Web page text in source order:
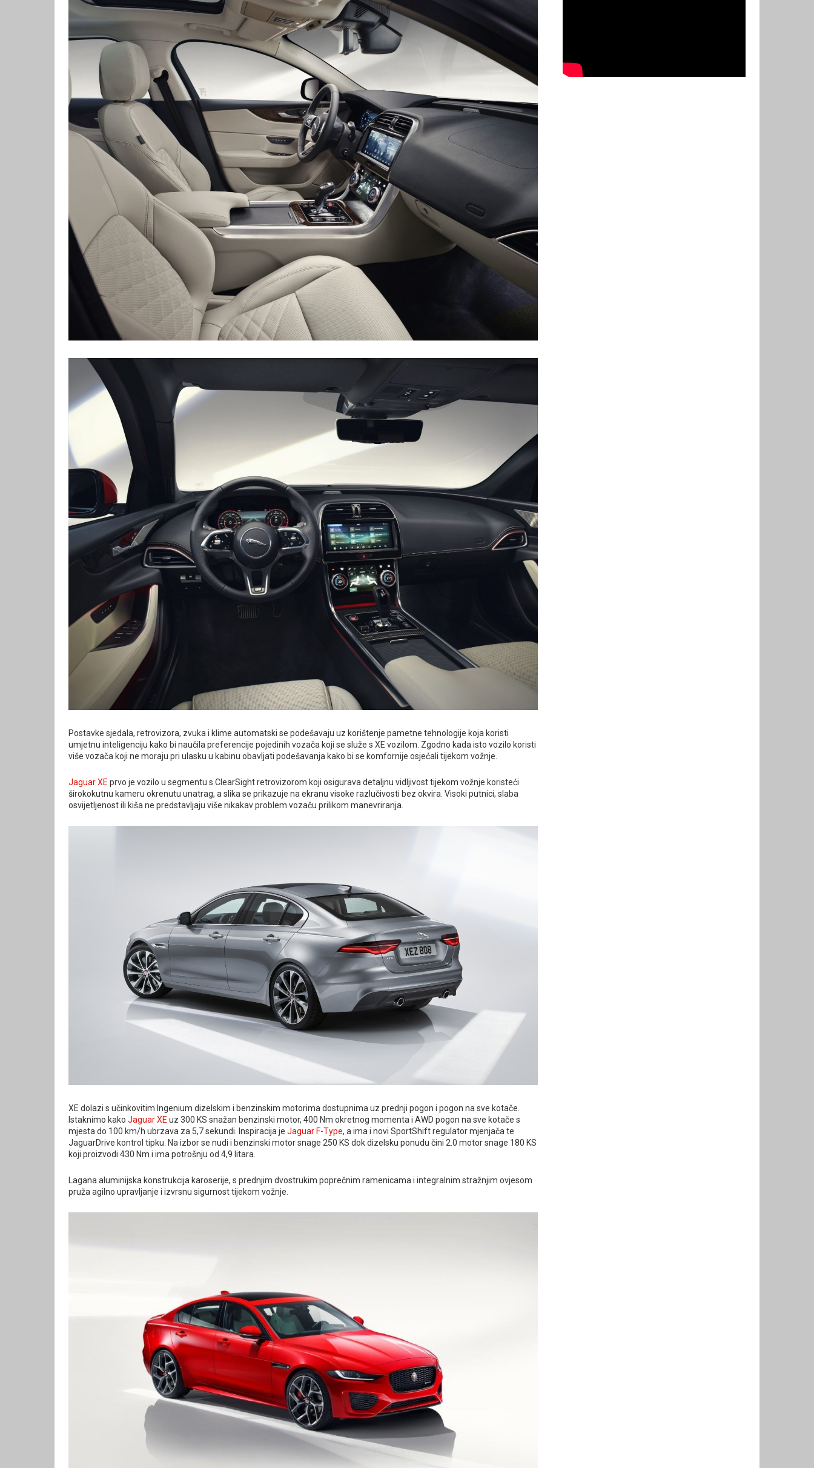
Postavke sjedala, retrovizora, zvuka i klime automatski se podešavaju uz korištenje pametne tehnologije koja koristi
umjetnu inteligenciju kako bi naučila preferencije pojedinih vozača koji se služe s XE vozilom. Zgodno kada isto vozilo koristi
više vozača koji ne moraju pri ulasku u kabinu obavljati podešavanja kako bi se komfornije osjećali tijekom vožnje.
Jaguar XE prvo je vozilo u segmentu s ClearSight retrovizorom koji osigurava detaljnu vidljivost tijekom vožnje koristeći
širokokutnu kameru okrenutu unatrag, a slika se prikazuje na ekranu visoke razlučivosti bez okvira. Visoki putnici, slaba
osvijetljenost ili kiša ne predstavljaju više nikakav problem vozaču prilikom manevriranja.
XE dolazi s učinkovitim Ingenium dizelskim i benzinskim motorima dostupnima uz prednji pogon i pogon na sve kotače.
Istaknimo kako Jaguar XE uz 300 KS snažan benzinski motor, 400 Nm okretnog momenta i AWD pogon na sve kotače s
mjesta do 100 km/h ubrzava za 5,7 sekundi. Inspiracija je Jaguar F-Type, a ima i novi SportShift regulator mjenjača te
JaguarDrive kontrol tipku. Na izbor se nudi i benzinski motor snage 250 KS dok dizelsku ponudu čini 2.0 motor snage 180 KS
koji proizvodi 430 Nm i ima potrošnju od 4,9 litara.
Lagana aluminijska konstrukcija karoserije, s prednjim dvostrukim poprečnim ramenicama i integralnim stražnjim ovjesom
pruža agilno upravljanje i izvrsnu sigurnost tijekom vožnje.